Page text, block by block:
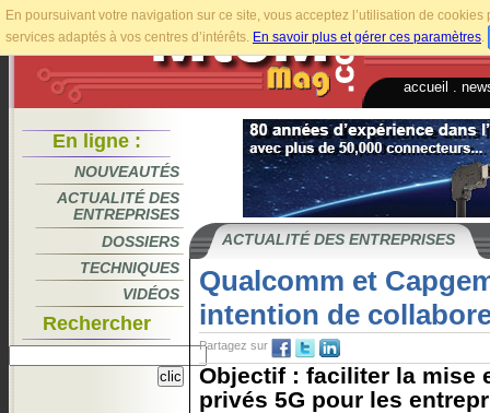
En poursuivant votre navigation sur ce site, vous acceptez l’utilisation de
services adaptés à vos centres d’intérêts. En savoir plus et gérer ces paramètres.
accueil
En ligne :
NOUVEAUTÉS
ACTUALITÉ DES
ENTREPRISES
DOSSIERS
TECHNIQUES
VIDÉOS
Rechercher
ACTUALITÉ DES ENTREPRISES
Qualcomm et
intention de
Partagez sur
Objectif : faciliter la mise
privés 5G pour les